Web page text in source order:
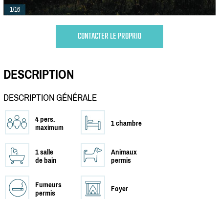
1/16
CONTACTER LE PROPRIO
DESCRIPTION
DESCRIPTION GÉNÉRALE
4 pers.
maximum
1 chambre
1 salle
de bain
Animaux
permis
Fumeurs
permis
Foyer